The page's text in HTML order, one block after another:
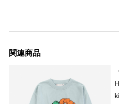
関連商品